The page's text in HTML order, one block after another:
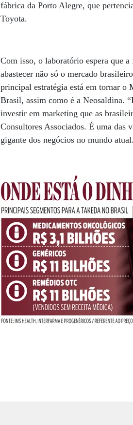
fábrica da Porto Alegre, que
Toyota.
Com isso, o laboratório espera que
abastecer não só o mercado
principal estratégia está em tornar o
Brasil, assim como é a Neosaldina.
investir em marketing que as
Consultores Associados. É uma das
gigante dos negócios no mundo atual.